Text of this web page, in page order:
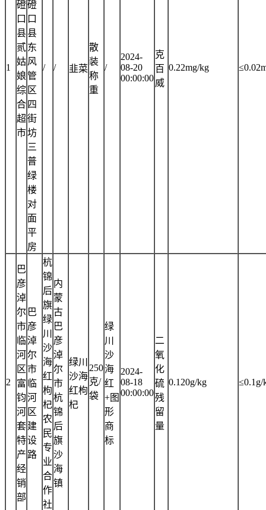
1
磴
口
县
贰
姑
娘
综
合
超
市
磴
口
县
东
风
管
区
四
街
坊
三
普
绿
楼
对
面
平
房
/ / 韭菜
散
装
称
重
/
2024-
08-20
00:00:00
克
百
威
0.22mg/kg
2
巴
彦
淖
尔
市
临
河
区
富
钧
河
套
特
产
经
销
部
巴
彦
淖
尔
市
临
河
区
建
设
路
杭
锦
后
旗
绿
川
沙
海
红
枸
杞
农
民
专
业
合
作
社
内
蒙
古
巴
彦
淖
尔
市
杭
锦
后
旗
沙
海
镇
绿川
沙海
红枸
杞
250
克/
袋
绿
川
沙
海
红
+图
形
商
标
2024-
08-18
00:00:00
二
氧
化
硫
残
留
量
0.120g/kg ≤0.1g/